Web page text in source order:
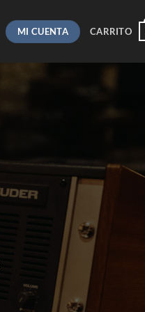
MI CUENTA CARRITO